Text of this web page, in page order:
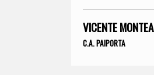
VICENTE
C.A. PAIPORTA